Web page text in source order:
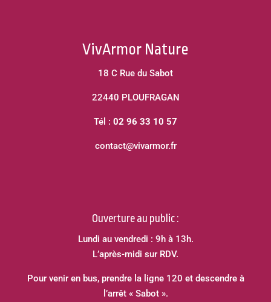
VivArmor Nature
18 C Rue du Sabot
22440 PLOUFRAGAN
Tél : 02 96 33 10 57
contact@vivarmor.fr
Ouverture au public :
Lundi au vendredi : 9h à 13h.
L’après-midi sur RDV.
Pour venir en bus, prendre la ligne 120 et descendre à
l’arrêt « Sabot ».